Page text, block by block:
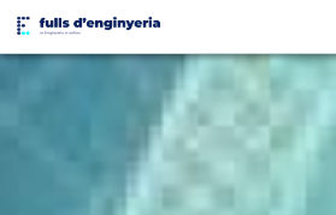
Vés
contingut